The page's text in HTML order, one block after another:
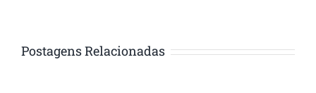
Postagens Relacionadas